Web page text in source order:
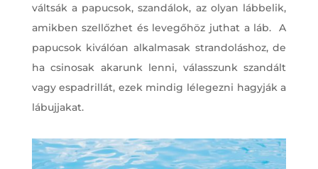
váltsák a papucsok, szandálok, az olyan lábbelik,
amikben szellőzhet és levegőhöz juthat a láb. A
papucsok kiválóan alkalmasak strandoláshoz, de
ha csinosak akarunk lenni, válasszunk szandált
vagy espadrillát, ezek mindig lélegezni hagyják a
lábujjakat.